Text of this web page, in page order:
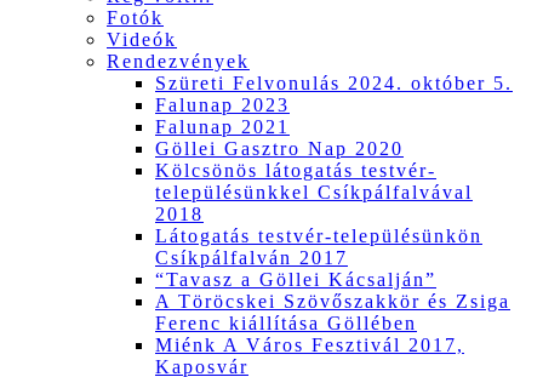
Fotók
Videók
Rendezvények
Szüreti Felvonulás 2024. október 5.
Falunap 2023
Falunap 2021
Göllei Gasztro Nap 2020
Kölcsönös látogatás testvér-
településünkkel Csíkpálfalvával
2018
Látogatás testvér-településünkön
Csíkpálfalván 2017
“Tavasz a Göllei Kácsalján”
A Töröcskei Szövőszakkör és Zsiga
Ferenc kiállítása Göllében
Miénk A Város Fesztivál 2017,
Kaposvár